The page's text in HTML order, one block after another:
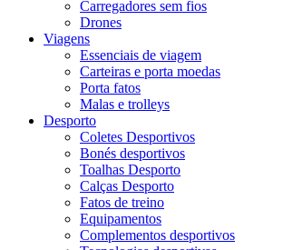
Carregadores sem fios
Drones
Viagens
Essenciais de viagem
Carteiras e porta moedas
Porta fatos
Malas e trolleys
Desporto
Coletes Desportivos
Bonés desportivos
Toalhas Desporto
Calças Desporto
Fatos de treino
Equipamentos
Complementos desportivos